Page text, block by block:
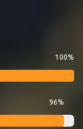
100%
96%